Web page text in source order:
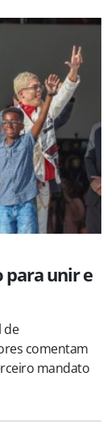
para unir e
de
comentam
mandato